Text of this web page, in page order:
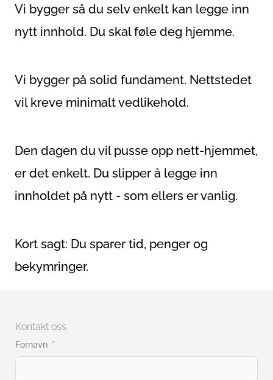
Vi bygger så du selv enkelt kan legge inn
nytt innhold. Du skal føle deg hjemme.
Vi bygger på solid fundament. Nettstedet
vil kreve minimalt vedlikehold.
Den dagen du vil pusse opp nett-hjemmet,
er det enkelt. Du slipper å legge inn
innholdet på nytt - som ellers er vanlig.
Kort sagt: Du sparer tid, penger og
bekymringer.
Kontakt oss
Fornavn